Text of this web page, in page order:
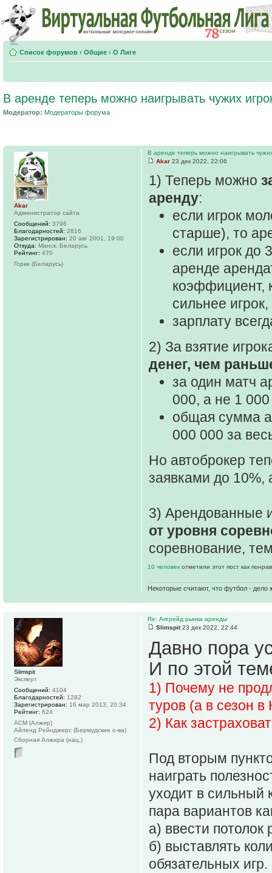
Список форумов ‹ Общие ‹ О Лиге
В аренде теперь можно наигрывать чужих
Модератор: Модераторы форума
В аренде теперь можно наигрывать
Akar 23 дек 2022, 22:06
1) Теперь можно
аренду:
если игрок
старше), то
если игрок до
аренде
коэффициент,
сильнее
зарплату
2) За взятие
денег, чем
за один матч
000, а не 1
общая сумма
000 000 за
Но автоброкер
заявками до
3) Арендованные
от уровня
соревнование,
10 человек отметили этот пост как
Некоторые считают, что футбол -
Akar
Администратор сайта
Сообщений: 3796
Благодарностей: 2816
Зарегистрирован: 20 авг 2001, 19:00
Откуда: Минск, Беларусь
Рейтинг: 470
Горки (Беларусь)
Re: Апгрейд рынка аренды
Slimspit23 дек 2022, 22:44
Давно пора
И по этой
1) Почему не
туров (а в сезон
2) Как
Под вторым
наиграть
уходит в сильный
пара вариантов
а) ввести потолок
б) выставлять
обязательных
Slimspit
Эксперт
Сообщений: 4104
Благодарностей: 1282
Зарегистрирован: 16 мар 2013, 20:34
Рейтинг: 624
АСМ (Алжир)
Айленд Рейнджерс (Бермудские о-ва)
Сборная Алжира (нац.)